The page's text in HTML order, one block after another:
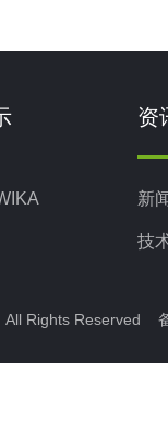
资
新
技
All Rights Reserved